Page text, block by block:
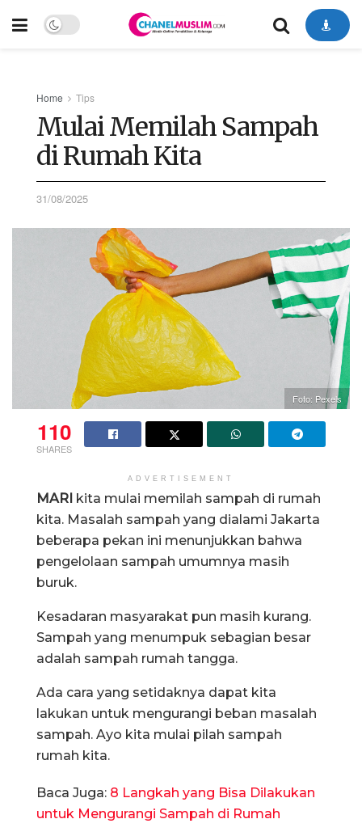
Home Tips
Mulai Memilah Sampah
di Rumah Kita
31/08/2025
Foto: Pexels
110
SHARES
ADVERTISEMENT
MARI kita mulai memilah sampah di rumah
kita. Masalah sampah yang dialami Jakarta
beberapa pekan ini menunjukkan bahwa
pengelolaan sampah umumnya masih
buruk.
Kesadaran masyarakat pun masih kurang.
Sampah yang menumpuk sebagian besar
adalah sampah rumah tangga.
Ada cara yang setidaknya dapat kita
lakukan untuk mengurangi beban masalah
sampah. Ayo kita mulai pilah sampah
rumah kita.
Baca Juga: 8 Langkah yang Bisa Dilakukan
untuk Mengurangi Sampah di Rumah